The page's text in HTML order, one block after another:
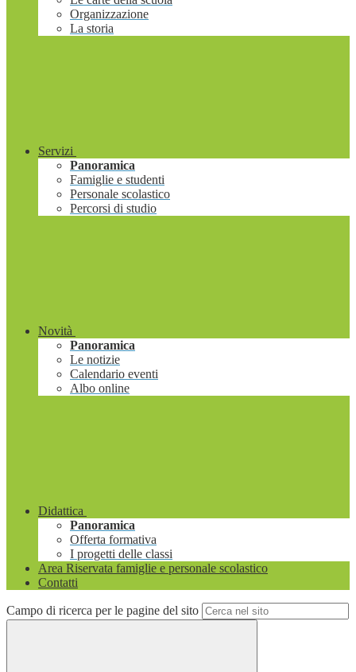
Organizzazione
La storia
Servizi
Panoramica
Famiglie e studenti
Personale scolastico
Percorsi di studio
Novità
Panoramica
Le notizie
Calendario eventi
Albo online
Didattica
Panoramica
Offerta formativa
I progetti delle classi
Area Riservata famiglie e personale scolastico
Contatti
Campo di ricerca per le pagine del sito